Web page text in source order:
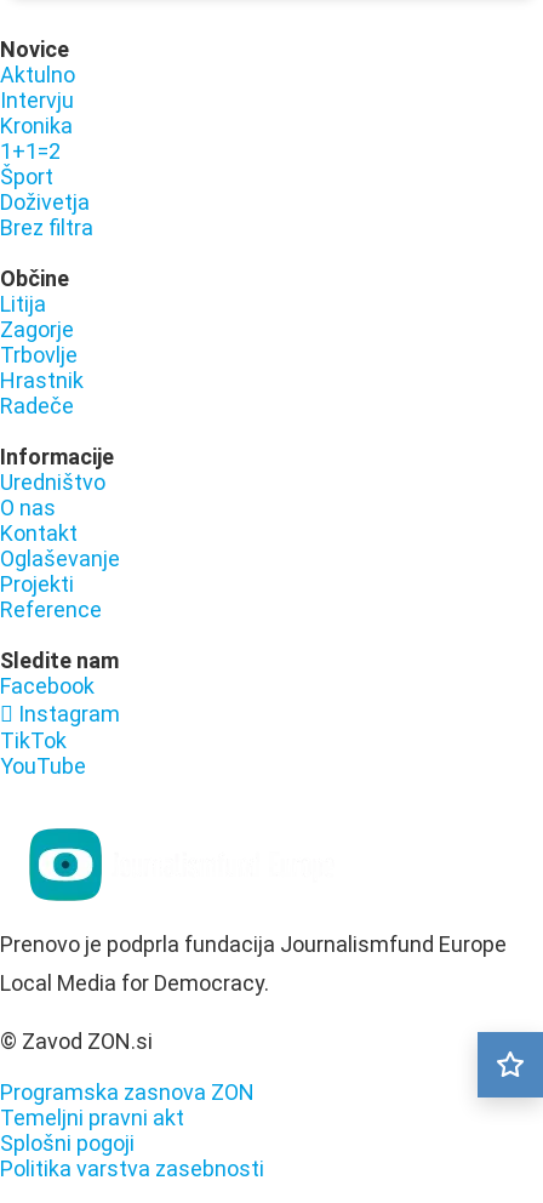
Novice
Aktulno
Intervju
Kronika
1+1=2
Šport
Doživetja
Brez filtra
Občine
Litija
Zagorje
Trbovlje
Hrastnik
Radeče
Informacije
Uredništvo
O nas
Kontakt
Oglaševanje
Projekti
Reference
Sledite nam
Facebook
Instagram
TikTok
YouTube
Prenovo je podprla fundacija Journalismfund Europe
Local Media for Democracy.
© Zavod ZON.si
Programska zasnova ZON
Temeljni pravni akt
Splošni pogoji
Politika varstva zasebnosti